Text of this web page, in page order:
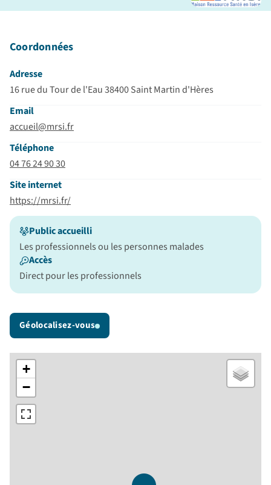
Coordonnées
Adresse
16 rue du Tour de l'Eau 38400 Saint Martin d'Hères
Email
accueil@mrsi.fr
Téléphone
04 76 24 90 30
Site internet
https://mrsi.fr/
Public accueilli
Les professionnels ou les personnes malades
Accès
Direct pour les professionnels
Géolocalisez-vous
+
−